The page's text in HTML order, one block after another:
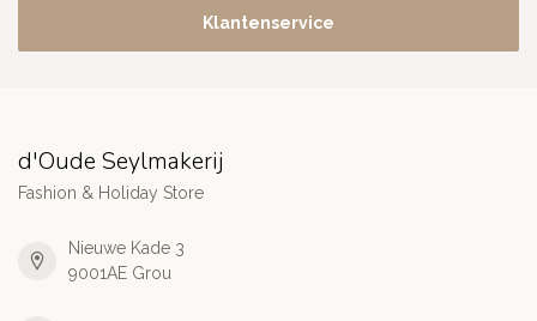
Klantenservice
d'Oude Seylmakerij
Fashion & Holiday Store
Nieuwe Kade 3
9001AE Grou